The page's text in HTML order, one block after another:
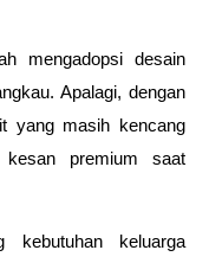
mengadopsi desain
Apalagi, dengan
yang masih kencang
kesan premium saat
keluarga